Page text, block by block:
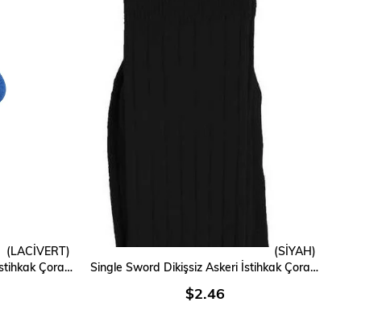
Single Sword Dikişsiz Askeri İstihkak Çorap 4 Mevsim
(LACİVERT)
Single Sword Dikişsiz Askeri İstihkak Çorap 4 Mevsim
(SİYAH)
$2.46